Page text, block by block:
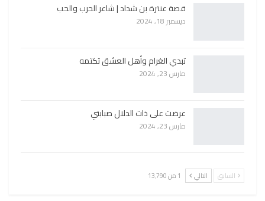
قصة عنترة بن شداد | شاعر الحرب والحب
ديسمبر 18, 2024
تبدي الغرام وأهل العشق تكتمه
مارس 23, 2024
عرضت على ذات الدلال صبابتي
مارس 23, 2024
السابق التالي 1 من 13٬790